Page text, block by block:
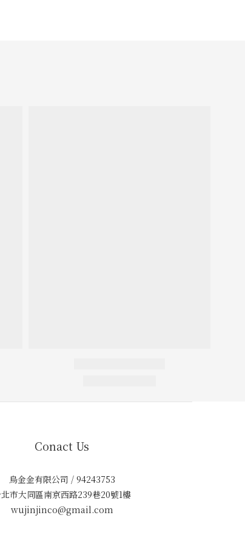
Conact Us
烏金金有限公司 / 94243753
市大同區南京西路239巷20號1樓
wujinjinco@gmail.com